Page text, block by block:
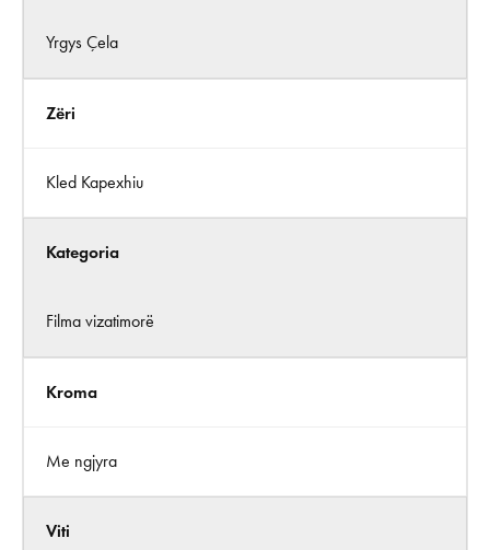
Yrgys Çela
Zëri
Kled Kapexhiu
Kategoria
Filma vizatimorë
Kroma
Me ngjyra
Viti